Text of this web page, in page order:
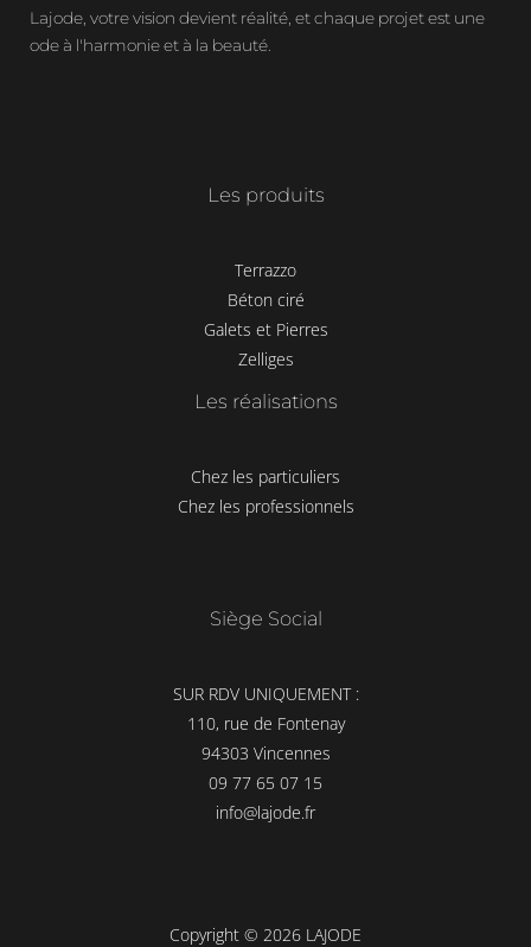
Lajode, votre vision devient réalité, et chaque projet est une
ode à l'harmonie et à la beauté.
Les produits
Terrazzo
Béton ciré
Galets et Pierres
Zelliges
Les réalisations
Chez les particuliers
Chez les professionnels
Siège Social
SUR RDV UNIQUEMENT :
110, rue de Fontenay
94303 Vincennes
09 77 65 07 15
info@lajode.fr
Copyright © 2026 LAJODE